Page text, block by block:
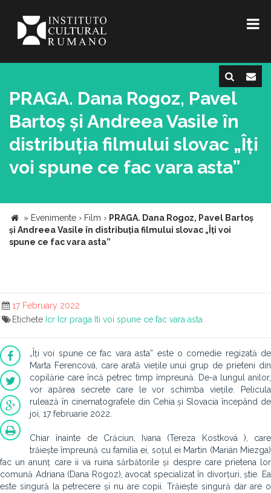
PRAGA. Dana Rogoz, Pavel
Bartoș și Andreea Vasile în
distribuția filmului slovac „Îți
voi spune ce fac vara asta”
» Evenimente › Film › PRAGA. Dana Rogoz, Pavel Bartoș
și Andreea Vasile în distribuția filmului slovac „Îți voi
spune ce fac vara asta”
17 February 2022
Etichete Icr Icr praga Iti voi spune ce fac vara asta
„Îți voi spune ce fac vara asta” este o comedie regizată de
Marta Ferencová, care arată viețile unui grup de prieteni din
copilărie care încă petrec timp împreună. De-a lungul anilor,
vor apărea secrete care le vor schimba viețile. Pelicula
rulează în cinematografele din Cehia și Slovacia începând de
joi, 17 februarie 2022.
Chiar înainte de Crăciun, Ivana (Tereza Kostková ), care
trăiește împreună cu familia ei, soțul ei Martin (Marián Miezga)
fac un anunț care ii va ruina sărbătorile și despre care prietena lor
comună Adriana (Dana Rogoz), avocat specializat în divorțuri, știe. Ea
este singură la petrecere și nu are copii. Trăiește singură dar are o